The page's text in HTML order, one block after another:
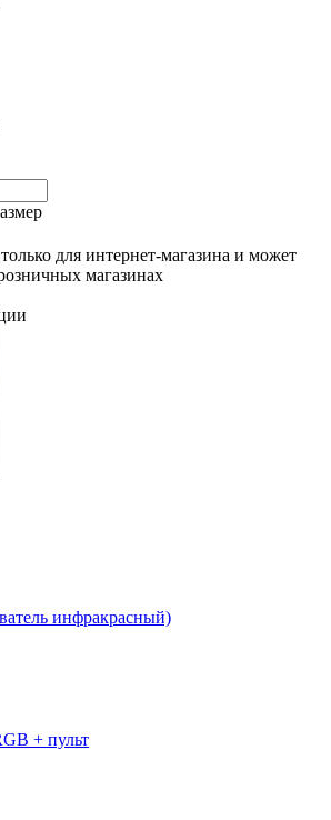
для интернет-магазина и может
магазинах
инфракрасный)
+ пульт